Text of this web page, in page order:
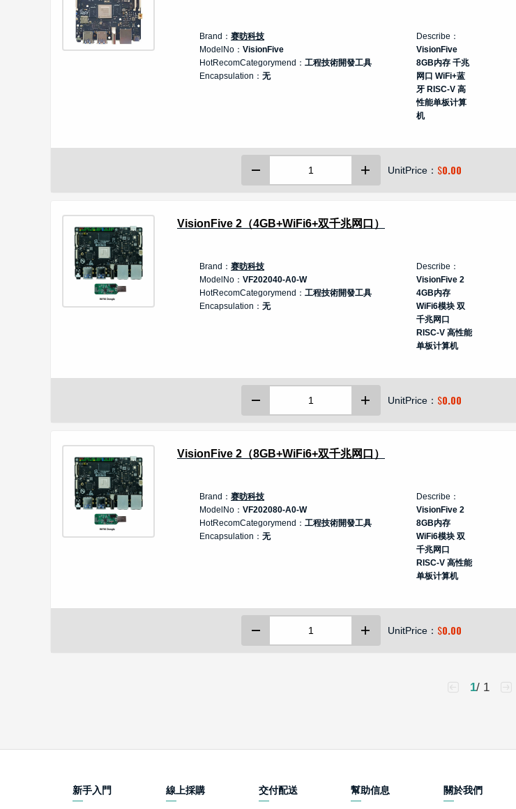
Brand： 赛昉科技
ModelNo： VisionFive
HotRecomCategorymend： 工程技術開發工具
Encapsulation： 无
Describe：
VisionFive
8GB内存 千兆
网口 WiFi+蓝
牙 RISC-V 高
性能单板计算
机
UnitPrice： $0.00
VisionFive 2（4GB+WiFi6+双千兆网口）
Brand： 赛昉科技
ModelNo： VF202040-A0-W
HotRecomCategorymend： 工程技術開發工具
Encapsulation： 无
Describe：
VisionFive 2
4GB内存
WiFi6模块 双
千兆网口
RISC-V 高性能
单板计算机
UnitPrice： $0.00
VisionFive 2（8GB+WiFi6+双千兆网口）
Brand： 赛昉科技
ModelNo： VF202080-A0-W
HotRecomCategorymend： 工程技術開發工具
Encapsulation： 无
Describe：
VisionFive 2
8GB内存
WiFi6模块 双
千兆网口
RISC-V 高性能
单板计算机
UnitPrice： $0.00
1/ 1
新手入門 線上採購 交付配送 幫助信息 關於我們